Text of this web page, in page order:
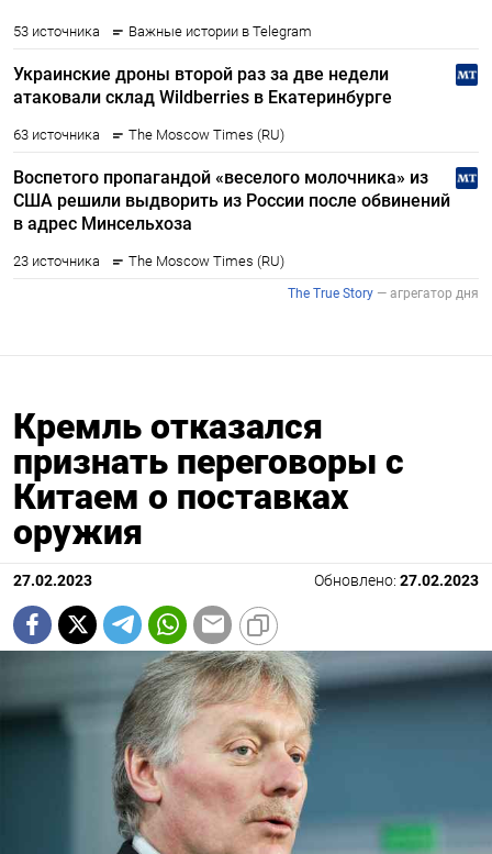
Кремль отказался
признать переговоры с
Китаем о поставках
оружия
27.02.2023 Обновлено: 27.02.2023